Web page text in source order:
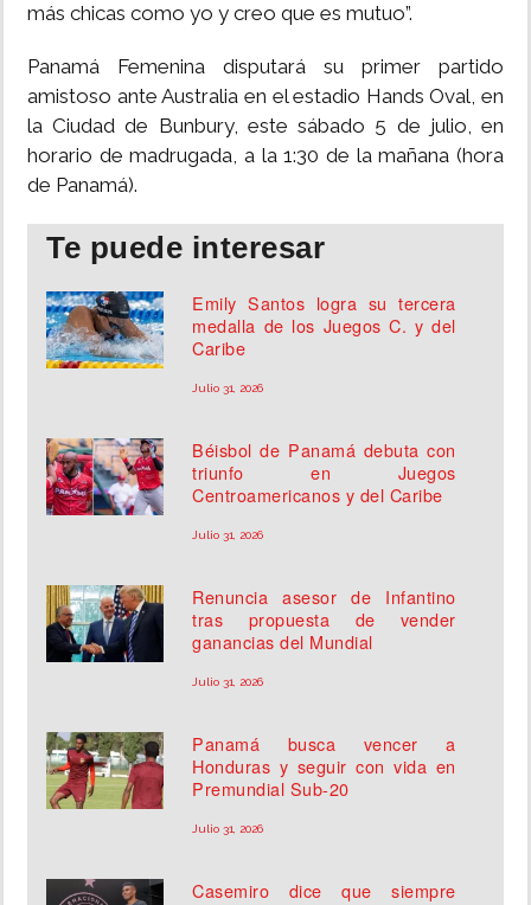
más chicas como yo y creo que es mutuo”.
Panamá Femenina disputará su primer partido
amistoso ante Australia en el estadio Hands Oval, en
la Ciudad de Bunbury, este sábado 5 de julio, en
horario de madrugada, a la 1:30 de la mañana (hora
de Panamá).
Te puede interesar
Emily Santos logra su tercera
medalla de los Juegos C. y del
Caribe
Julio 31, 2026
Béisbol de Panamá debuta con
triunfo en Juegos
Centroamericanos y del Caribe
Julio 31, 2026
Renuncia asesor de Infantino
tras propuesta de vender
ganancias del Mundial
Julio 31, 2026
Panamá busca vencer a
Honduras y seguir con vida en
Premundial Sub-20
Julio 31, 2026
Casemiro dice que siempre